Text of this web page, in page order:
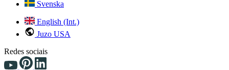
Svenska
English (Int.)
Juzo USA
Redes sociais